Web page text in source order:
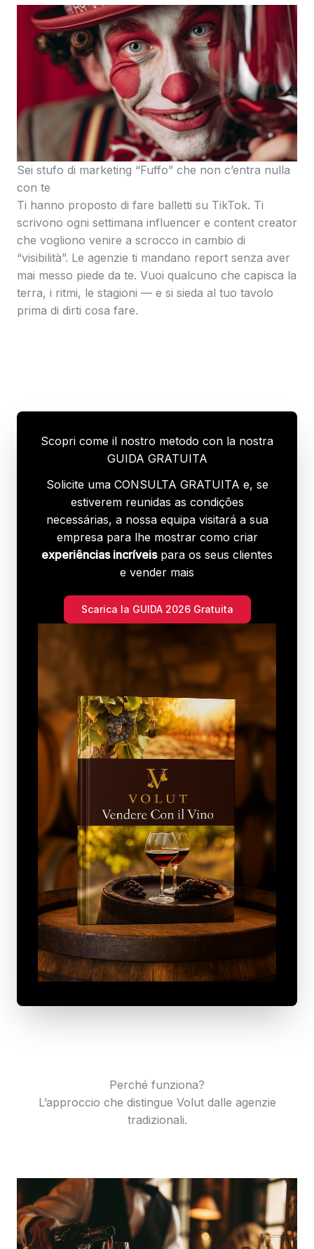
Sei stufo di marketing “Fuffo” che non c’entra nulla
con te
Ti hanno proposto di fare balletti su TikTok. Ti
scrivono ogni settimana influencer e content creator
che vogliono venire a scrocco in cambio di
“visibilità”. Le agenzie ti mandano report senza aver
mai messo piede da te. Vuoi qualcuno che capisca la
terra, i ritmi, le stagioni — e si sieda al tuo tavolo
prima di dirti cosa fare.
Scopri come il nostro metodo con la nostra
GUIDA GRATUITA
Solicite uma CONSULTA GRATUITA e, se
estiverem reunidas as condições
necessárias, a nossa equipa visitará a sua
empresa para lhe mostrar como criar
experiências incríveispara os seus clientes
e vender mais
Scarica la GUIDA 2026 Gratuita
Perché funziona?
L’approccio che distingue Volut dalle agenzie
tradizionali.